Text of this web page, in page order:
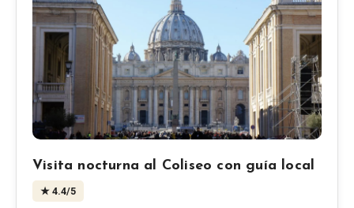
Visita nocturna al Coliseo con guía local
★ 4.4/5